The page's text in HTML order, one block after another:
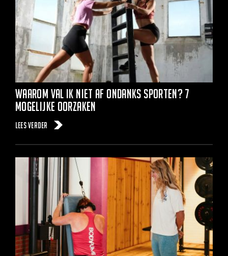
Waarom val ik niet af ondanks sporten? 7
mogelijke oorzaken
Lees verder